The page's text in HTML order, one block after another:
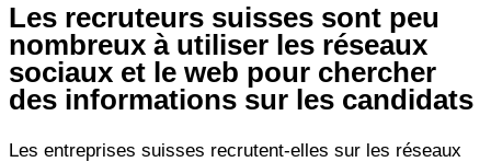
Les recruteurs suisses sont peu
nombreux à utiliser les réseaux
sociaux et le web pour chercher
des informations sur les candidats
Les entreprises suisses recrutent-elles sur les réseaux